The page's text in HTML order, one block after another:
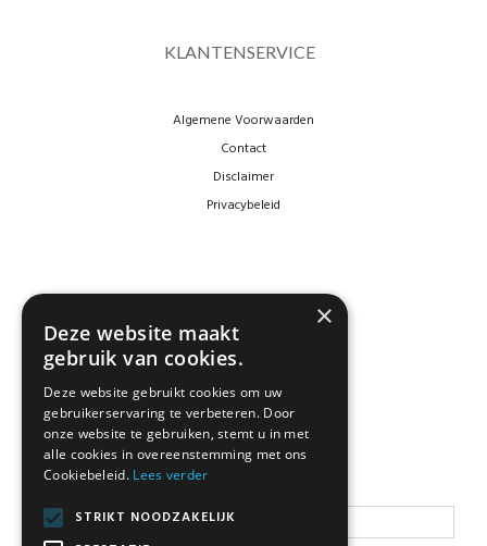
KLANTENSERVICE
Algemene Voorwaarden
Contact
Disclaimer
Privacybeleid
NEWSLETTER
Blijf op de hoogte
×
Deze website maakt
gebruik van cookies.
Deze website gebruikt cookies om uw
gebruikerservaring te verbeteren. Door
onze website te gebruiken, stemt u in met
alle cookies in overeenstemming met ons
Cookiebeleid. Lees verder
STRIKT NOODZAKELIJK